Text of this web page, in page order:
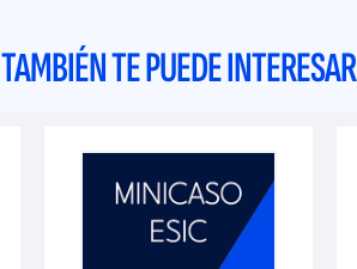
TAMBIÉN TE PUEDE INTERESAR